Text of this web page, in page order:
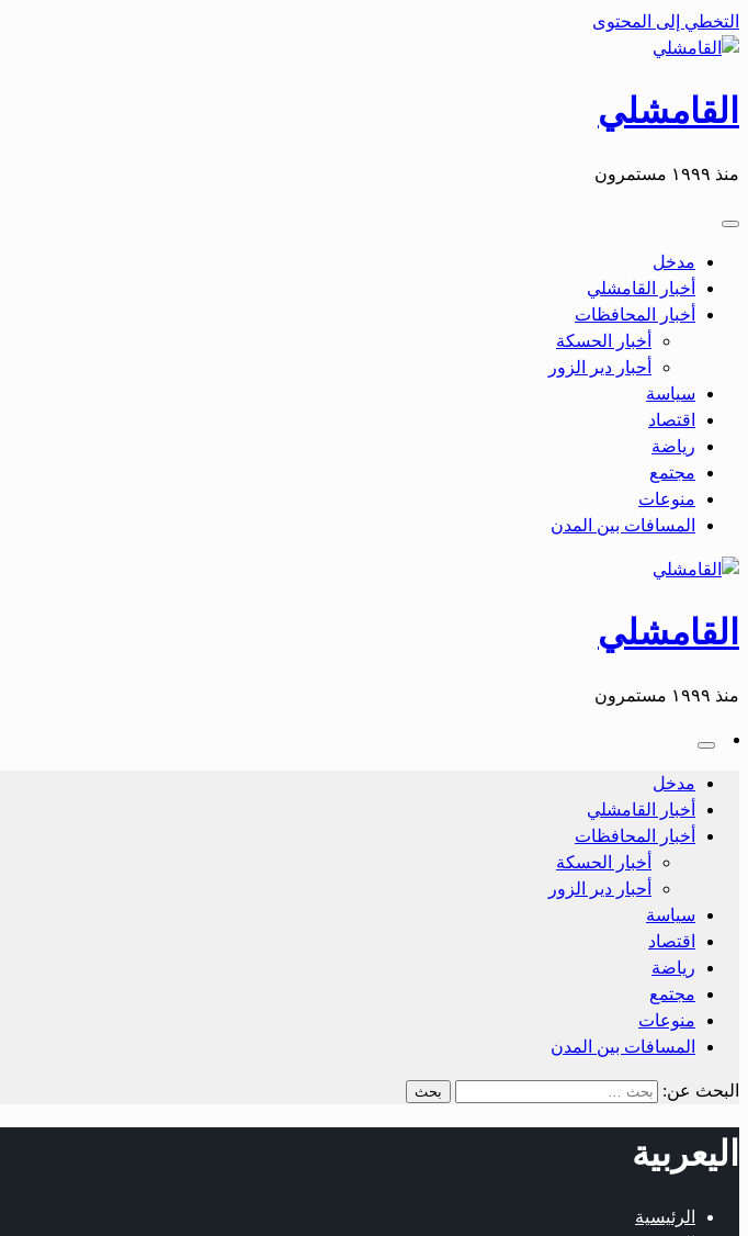
التخطي إلى المحتوى
القامشلي
منذ ١٩٩٩ مستمرون
مدخل
أخبار القامشلي
أخبار المحافظات
أخبار الحسكة
أحبار دير الزور
سياسة
اقتصاد
رياضة
مجتمع
منوعات
المسافات بين المدن
القامشلي
منذ ١٩٩٩ مستمرون
مدخل
أخبار القامشلي
أخبار المحافظات
أخبار الحسكة
أحبار دير الزور
سياسة
اقتصاد
رياضة
مجتمع
منوعات
المسافات بين المدن
البحث عن:
اليعربية
الرئيسية